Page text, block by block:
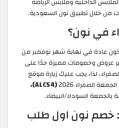
من خلال تطبيق نون السعودية.
في نون؟
عادة في نهاية شهر نوفمبر من
عروض وخصومات مميزة جدًا على
لذا، يجب عليك زيارة موقع
الصفراء 2026
(ALC54)،
بالجمعة السوداء/البيضاء.
نون اول طلب